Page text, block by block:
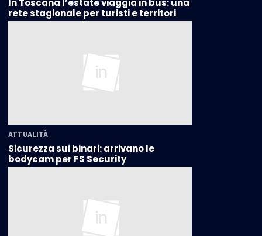
In Toscana l’estate viaggia in bus: una
rete stagionale per turisti e territori
ATTUALITÀ
Sicurezza sui binari: arrivano le
bodycam per FS Security